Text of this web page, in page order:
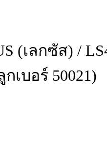
(เลกซัส) /
เบอร์ 50021)